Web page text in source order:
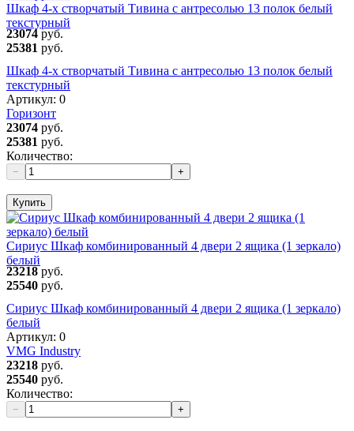
Шкаф 4-х створчатый Тивина с антресолью 13 полок белый
текстурный
23074 руб.
25381 руб.
Шкаф 4-х створчатый Тивина с антресолью 13 полок белый
текстурный
Артикул: 0
Горизонт
23074 руб.
25381 руб.
Количество:
− +
Купить
Сириус Шкаф комбинированный 4 двери 2 ящика (1 зеркало)
белый
23218 руб.
25540 руб.
Сириус Шкаф комбинированный 4 двери 2 ящика (1 зеркало)
белый
Артикул: 0
VMG Industry
23218 руб.
25540 руб.
Количество:
− +